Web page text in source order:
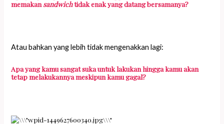
memakan sandwichtidak enak yang datang bersamanya?
Atau bahkan yang lebih tidak mengenakkan lagi:
Apa yang kamu sangat suka untuk lakukan hingga kamu akan
tetap melakukannya meskipun kamu gagal?